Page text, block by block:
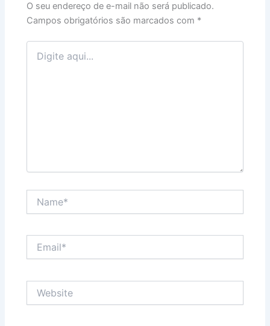
O seu endereço de e-mail não será publicado.
Campos obrigatórios são marcados com *
Digite
aqui...